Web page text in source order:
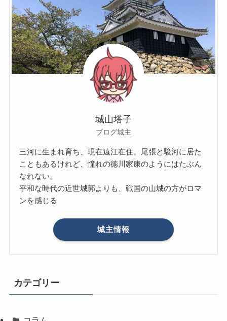
城山塔子
ブログ城主
三河に生まれ育ち、現在遠江在住。尾張と駿河に居た
こともあるけれど、憧れの徳川家康のようにはたぶん
なれない。
平和な時代の近世城郭よりも、戦国の山城の方がロマ
ンを感じる
城主情報
カテゴリー